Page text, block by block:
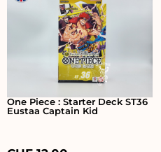
One Piece : Starter Deck ST36
Eustaa Captain Kid